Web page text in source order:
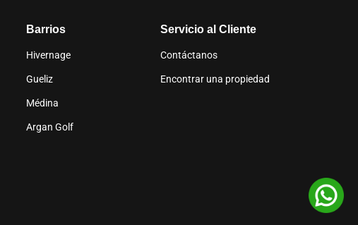
Barrios
Hivernage
Gueliz
Médina
Argan Golf
Servicio al Cliente
Contáctanos
Encontrar una propiedad